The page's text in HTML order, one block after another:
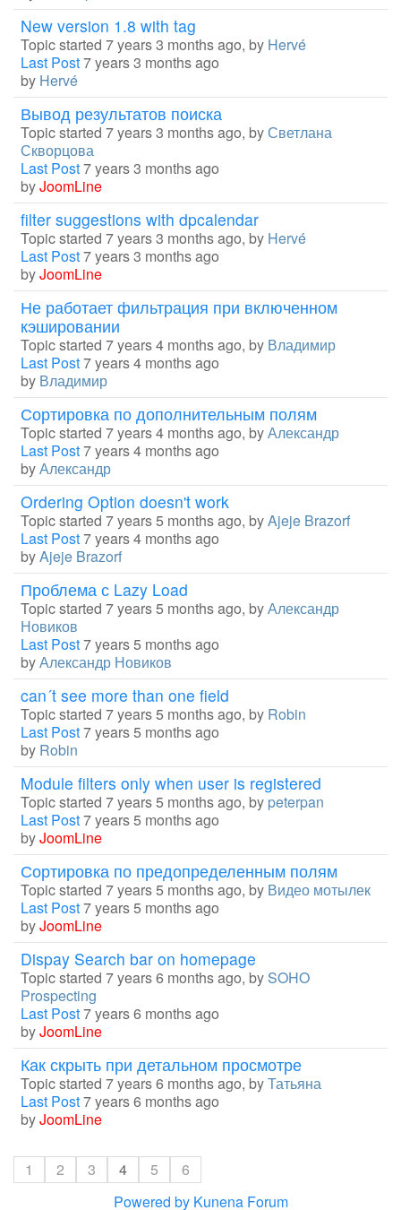
New version 1.8 with tag
Topic started 7 years 3 months ago, by Hervé
Last Post7 years 3 months ago
by Hervé
Вывод результатов поиска
Topic started 7 years 3 months ago, byСветлана
Скворцова
Last Post7 years 3 months ago
byJoomLine
filter suggestions with dpcalendar
Topic started 7 years 3 months ago, by Hervé
Last Post7 years 3 months ago
byJoomLine
Не работает фильтрация при включенном
кэшировании
Topic started 7 years 4 months ago, by Владимир
Last Post7 years 4 months ago
by Владимир
Сортировка по дополнительным полям
Topic started 7 years 4 months ago, byАлександр
Last Post7 years 4 months ago
byАлександр
Ordering Option doesn't work
Topic started 7 years 5 months ago, byAjeje Brazorf
Last Post7 years 4 months ago
byAjeje Brazorf
Проблема с Lazy Load
Topic started 7 years 5 months ago, byАлександр
Новиков
Last Post7 years 5 months ago
byАлександр Новиков
can´t see more than one field
Topic started 7 years 5 months ago, by Robin
Last Post7 years 5 months ago
by Robin
Module filters only when user is registered
Topic started 7 years 5 months ago, by peterpan
Last Post7 years 5 months ago
byJoomLine
Сортировка по предопределенным полям
Topic started 7 years 5 months ago, by Видео мотылек
Last Post7 years 5 months ago
byJoomLine
Dispay Search bar on homepage
Topic started 7 years 6 months ago, by SOHO
Prospecting
Last Post7 years 6 months ago
byJoomLine
Как скрыть при детальном просмотре
Topic started 7 years 6 months ago, byТатьяна
Last Post7 years 6 months ago
byJoomLine
1 2 3 4 5
6
Powered by Kunena Forum